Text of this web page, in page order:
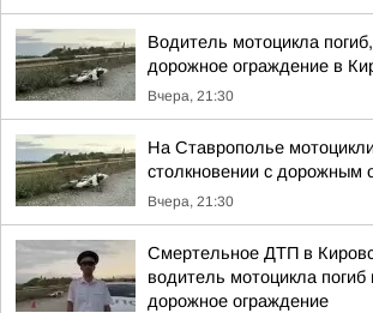
Водитель мотоцикла
дорожное ограждение в
Вчера, 21:30
На Ставрополье
столкновении с дорожным
Вчера, 21:30
Смертельное ДТП в
водитель мотоцикла погиб
дорожное ограждение